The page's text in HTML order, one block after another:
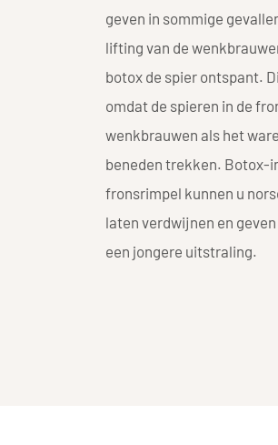
geven in sommige
lifting van de
botox de spier ontspant.
omdat de spieren in de
wenkbrauwen als het
beneden trekken. Botox-
fronsrimpel kunnen u
laten verdwijnen en
een jongere uitstraling.